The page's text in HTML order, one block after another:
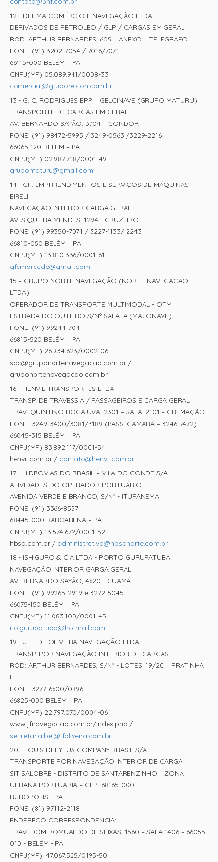
12 - DELIMA COMÉRCIO E NAVEGAÇÃO LTDA.
DERIVADOS DE PETROLEO / GLP / CARGAS EM GERAL
ROD. ARTHUR BERNARDES, 605 – ANEXO – TELÉGRAFO
FONE: (91) 3202-7054 / 7016/7071
66115-000 BELÉM – PA.
CNPJ(MF) 05.089.941/0008-33
comercial@gruporeicon.com.br
13 - G. C. RODRIGUES EPP – GELCINAVE (GRUPO MATURU)
TRANSPORTE DE CARGAS EM GERAL
AV: BERNARDO SAYÃO, 3704 – CONDOR
FONE: (91) 98472-5995 / 3249-0563 /3229-2216
66065-120 BELÉM – PA.
CNPJ(MF) 02.987.718/0001-49
grupomaturu@gmail.com
14 - GF. EMPRRENDIMENTOS E SERVIÇOS DE MÁQUINAS
EIRELI
NAVEGAÇÃO INTERIOR GARGA GERAL
AV: SIQUEIRA MENDES, 1294 - CRUZEIRO
FONE: (91) 99350-7071 / 3227-1133/ 2243
66810-050 BELÉM – PA.
CNPJ(MF) 13.810.336/0001-61
gfempreede@gmail.com
15 – GRUPO NORTE NAVEGAÇÃO (NORTE NAVEGACAO
LTDA)
OPERADOR DE TRANSPORTE MULTIMODAL - OTM
ESTRADA DO OUTEIRO S/Nº SALA: A (MAJONAVE)
FONE: (91) 99244-704
66815-520 BELÉM – PA.
CNPJ(MF) 26.934.623/0002-06
sac@gruponortenavegação.com.br /
gruponortenavegacao.com.br
16 - HENVIL TRANSPORTES LTDA.
TRANSP. DE TRAVESSIA / PASSAGEIROS E CARGA GERAL
TRAV. QUINTINO BOCAIUVA, 2301 – SALA: 2101 – CREMAÇÃO
FONE: 3249-3400/3081/3189 (PASS. CAMARÁ – 3246-7472)
66045-315 BELÉM – PA.
CNPJ(MF) 83.892.117/0001-54
henvil.com.br / contato@henvil.com.br
17 - HIDROVIAS DO BRASIL – VILA DO CONDE S/A.
ATIVIDADES DO OPERADOR PORTUÁRIO
AVENIDA VERDE E BRANCO, S/Nº - ITUPANEMA
FONE: (91) 3366-8557
68445-000 BARCARENA – PA
CNPJ(MF) 13.574.672/0001-52
hbsa.com.br / administrativo@hbsanorte.com.br
18 - ISHIGURO & CIA LTDA - PORTO GURUPATUBA.
NAVEGAÇÃO INTERIOR GARGA GERAL
AV. BERNARDO SAYÃO, 4620 - GUAMÁ
FONE: (91) 99265-2919 e 3272-5045
66075-150 BELÉM – PA.
CNPJ(MF) 11.083.100/0001-45
rio.gurupatuba@hotmail.com
19 - J. F. DE OLIVEIRA NAVEGAÇÃO LTDA.
TRANSP. POR NAVEGAÇÃO INTERIOR DE CARGAS
ROD: ARTHUR BERNARDES, S/Nº - LOTES: 19/20 – PRATINHA
II
FONE: 3277-6600/0896
66825-000 BELÉM – PA.
CNPJ(MF) 22.797.070/0004-06
www.jfnavegacao.com.br/index.php /
secretaria.bel@jfoliveira.com.br
20 - LOUIS DREYFUS COMPANY BRASIL S/A
TRANSPORTE POR NAVEGAÇÃO INTERIOR DE CARGA
SIT SALOBRE - DISTRITO DE SANTARENZINHO – ZONA
URBANA PORTUARIA – CEP: 68165-000 -
RUROPOLIS - PA
FONE: (81) 97112-2118
ENDEREÇO CORRESPONDENCIA:
TRAV: DOM ROMUALDO DE SEIXAS, 1560 – SALA 1406 – 66055-
010 - BELÉM - PA
CNPJ(MF): 47.067.525/0195-50